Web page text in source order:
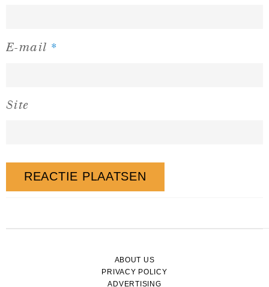
E-mail *
Site
ABOUT US
PRIVACY POLICY
ADVERTISING